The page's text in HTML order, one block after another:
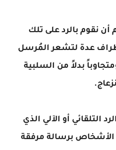
نقوم بالرد على تلك
عدة لتشعر المُرسل
بدلاً من السلبية
التلقائي أو الآلي الذي
الأشخاص برسالة مرفقة